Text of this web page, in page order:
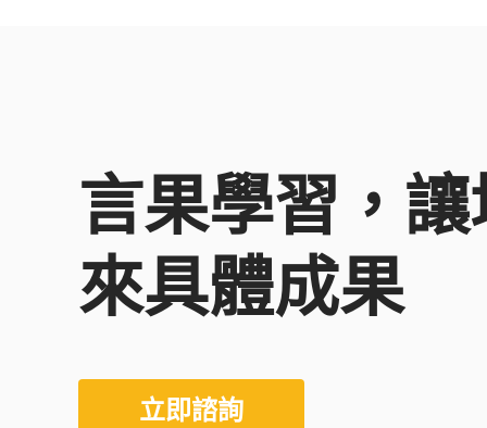
言果學習，
來具體成果
立即諮詢